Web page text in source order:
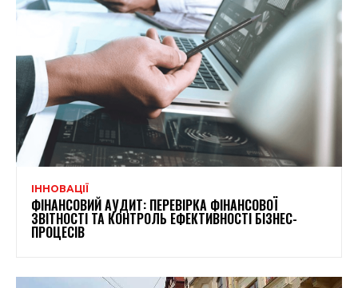
ІННОВАЦІЇ
ФІНАНСОВИЙ АУДИТ: ПЕРЕВІРКА ФІНАНСОВОЇ
ЗВІТНОСТІ ТА КОНТРОЛЬ ЕФЕКТИВНОСТІ БІЗНЕС-
ПРОЦЕСІВ